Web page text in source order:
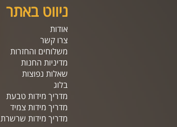
ניווט באתר
אודות
צרו קשר
משלוחים והחזרות
מדיניות החנות
שאלות נפוצות
בלוג
מדריך מידות טבעת
מדריך מידות צמיד
מדריך מידות שרשרת